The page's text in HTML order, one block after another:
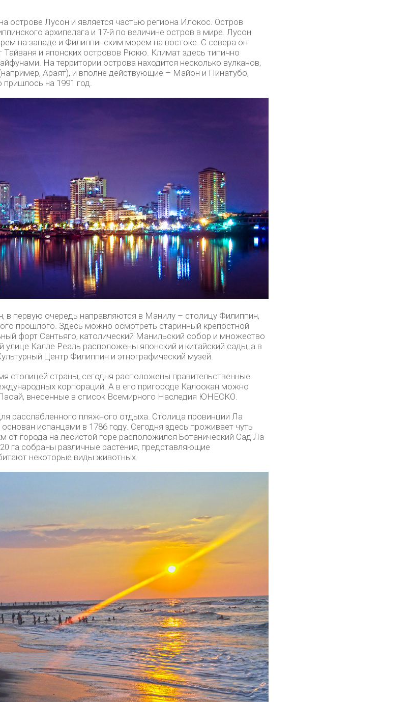
острове Лусон и является частью региона Илокос. Остров
архипелага и 17-й по величине остров в мире. Лусон
на западе и Филиппинским морем на востоке. С севера он
и японских островов Рюкю. Климат здесь типично
На территории острова находится несколько вулканов,
Араят), и вполне действующие – Майон и Пинатубо,
пришлось на 1991 год.
в первую очередь направляются в Манилу – столицу Филиппин,
прошлого. Здесь можно осмотреть старинный крепостной
форт Сантьяго, католический Манильский собор и множество
улице Калле Реаль расположены японский и китайский сады, а в
Центр Филиппин и этнографический музей.
столицей страны, сегодня расположены правительственные
корпораций. А в его пригороде Калоокан можно
внесенные в список Всемирного Наследия ЮНЕСКО.
расслабленного пляжного отдыха. Столица провинции Ла
испанцами в 1786 году. Сегодня здесь проживает чуть
от города на лесистой горе расположился Ботанический Сад Ла
га собраны различные растения, представляющие
некоторые виды животных.